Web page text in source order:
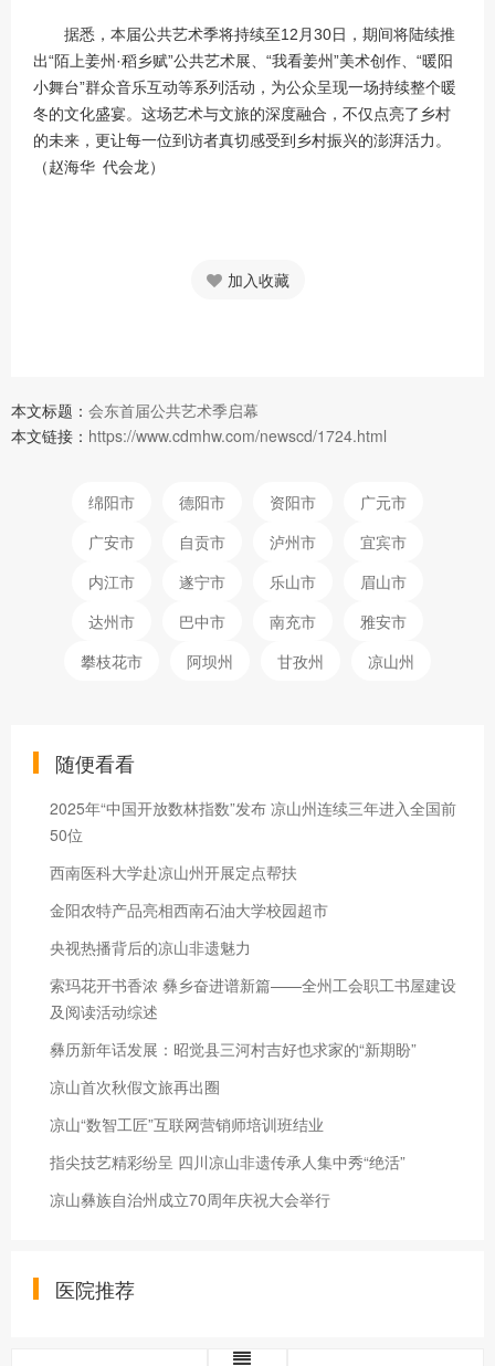
据悉，本届公共艺术季将持续至12月30日，期间将陆续推
出“陌上姜州·稻乡赋”公共艺术展、“我看姜州”美术创作、“暖阳
小舞台”群众音乐互动等系列活动，为公众呈现一场持续整个暖
冬的文化盛宴。这场艺术与文旅的深度融合，不仅点亮了乡村
的未来，更让每一位到访者真切感受到乡村振兴的澎湃活力。
（赵海华 代会龙）
加入收藏
本文标题： 会东首届公共艺术季启幕
本文链接： https://www.cdmhw.com/newscd/1724.html
绵阳市 德阳市 资阳市
广元市
广安市
自贡市 泸州市
宜宾市
内江市
遂宁市 乐山市
眉山市
达州市
巴中市 南充市
雅安市
攀枝花市
阿坝州 甘孜州 凉山州
随便看看
2025年“中国开放数林指数”发布 凉山州连续三年进入全国前
50位
西南医科大学赴凉山州开展定点帮扶
金阳农特产品亮相西南石油大学校园超市
央视热播背后的凉山非遗魅力
索玛花开书香浓 彝乡奋进谱新篇——全州工会职工书屋建设
及阅读活动综述
彝历新年话发展：昭觉县三河村吉好也求家的“新期盼”
凉山首次秋假文旅再出圈
凉山“数智工匠”互联网营销师培训班结业
指尖技艺精彩纷呈 四川凉山非遗传承人集中秀“绝活”
凉山彝族自治州成立70周年庆祝大会举行
医院推荐